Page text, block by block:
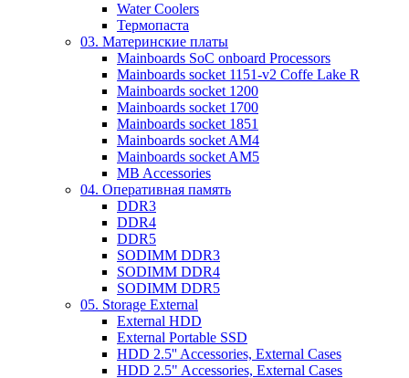
Water Coolers
Термопаста
03. Материнские платы
Mainboards SoC onboard Processors
Mainboards socket 1151-v2 Coffe Lake R
Mainboards socket 1200
Mainboards socket 1700
Mainboards socket 1851
Mainboards socket AM4
Mainboards socket AM5
MB Accessories
04. Оперативная память
DDR3
DDR4
DDR5
SODIMM DDR3
SODIMM DDR4
SODIMM DDR5
05. Storage External
External HDD
External Portable SSD
HDD 2.5'' Accessories, External Cases
HDD 2.5" Accessories, External Cases